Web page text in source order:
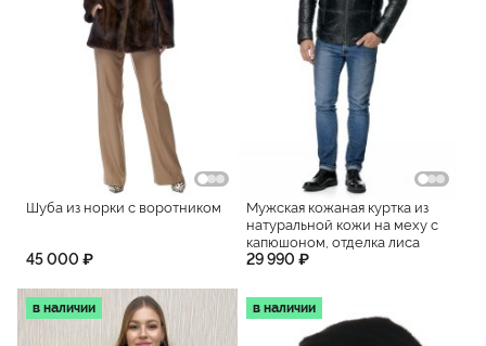
Шуба из норки с воротником
45 000 ₽
Мужская кожаная куртка из
натуральной кожи на меху с
капюшоном, отделка лиса
29 990 ₽
в наличии в наличии